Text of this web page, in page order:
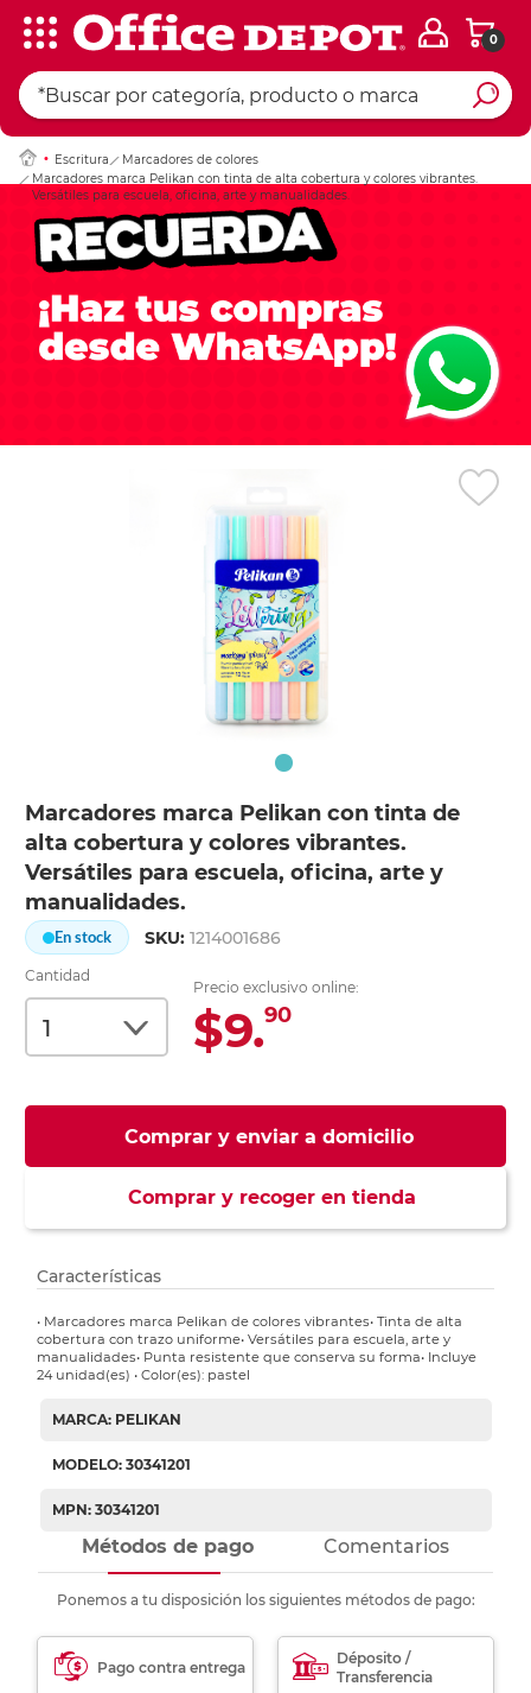
0
Escritura
Marcadores de colores
Marcadores marca Pelikan con tinta de alta cobertura y colores vibrantes.
Versátiles para escuela, oficina, arte y manualidades.
Marcadores marca Pelikan con tinta de
alta cobertura y colores vibrantes.
Versátiles para escuela, oficina, arte y
manualidades.
En stock SKU:1214001686
Cantidad
Precio exclusivo online:
$9.90
Comprar y enviar a domicilio
Comprar y recoger en tienda
Ingresar Codigo
Características
• Marcadores marca Pelikan de colores vibrantes• Tinta de alta
cobertura con trazo uniforme• Versátiles para escuela, arte y
manualidades• Punta resistente que conserva su forma• Incluye
24 unidad(es) • Color(es): pastel
MARCA: PELIKAN
MODELO: 30341201
MPN: 30341201
Métodos de pago Comentarios
Ponemos a tu disposición los siguientes métodos de pago:
Pago contra entrega
Déposito /
Transferencia